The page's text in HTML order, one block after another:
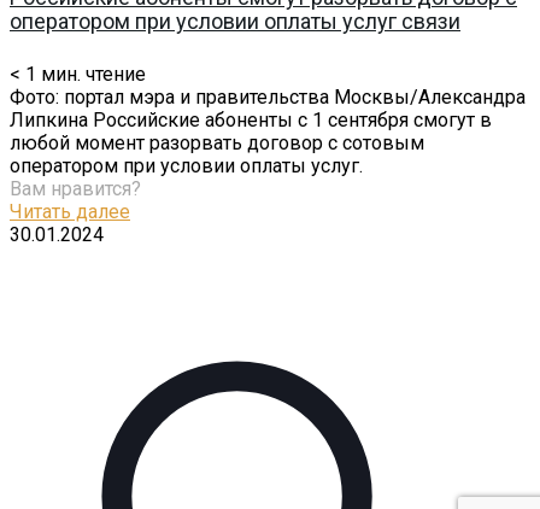
оператором при условии оплаты услуг связи
< 1 мин. чтение
Фото: портал мэра и правительства Москвы/Александра
Липкина Российские абоненты с 1 сентября смогут в
любой момент разорвать договор с сотовым
оператором при условии оплаты услуг.
Вам нравится?
Читать далее
30.01.2024